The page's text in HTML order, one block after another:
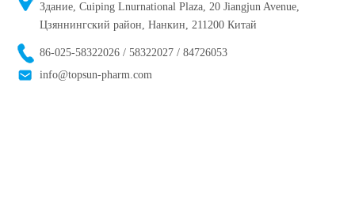
Здание, Cuiping Lnurnational Plaza, 20 Jiangjun Avenue,
Цзяннингский район, Нанкин, 211200 Китай
86-025-58322026 / 58322027 / 84726053
info@topsun-pharm.com